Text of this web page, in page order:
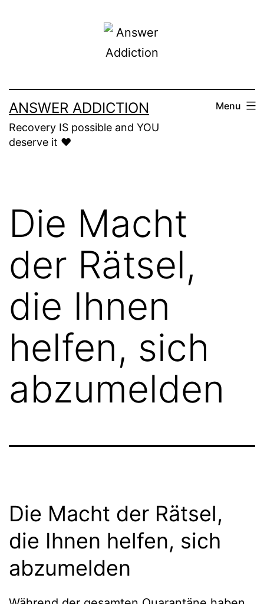
ANSWER ADDICTION
Recovery IS possible and YOU
deserve it ❤️
Menu
Die Macht
der Rätsel,
die Ihnen
helfen, sich
abzumelden
Die Macht der Rätsel,
die Ihnen helfen, sich
abzumelden